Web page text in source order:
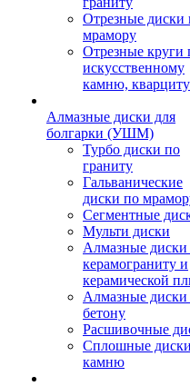
Отрезные диски
мрамору
Отрезные круги
искусственному
камню, кварциту
Алмазные диски для
болгарки (УШМ)
Турбо диски по
граниту
Гальванические
диски по
Сегментные
Мульти диски
Алмазные диски
керамограниту и
керамической
Алмазные диски
бетону
Расшивочные
Сплошные
камню